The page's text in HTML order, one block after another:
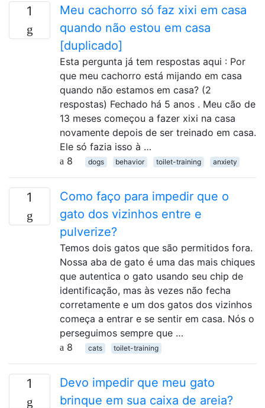
1
Meu cachorro só faz xixi em casa
quando não estou em casa
[duplicado]
Esta pergunta já tem respostas aqui : Por
que meu cachorro está mijando em casa
quando não estamos em casa? (2
respostas) Fechado há 5 anos . Meu cão de
13 meses começou a fazer xixi na casa
novamente depois de ser treinado em casa.
Ele só fazia isso à …
8
dogs behavior toilet-training anxiety
1
Como faço para impedir que o
gato dos vizinhos entre e
pulverize?
Temos dois gatos que são permitidos fora.
Nossa aba de gato é uma das mais chiques
que autentica o gato usando seu chip de
identificação, mas às vezes não fecha
corretamente e um dos gatos dos vizinhos
começa a entrar e se sentir em casa. Nós o
perseguimos sempre que …
8
cats toilet-training
1
Devo impedir que meu gato
brinque em sua caixa de areia?